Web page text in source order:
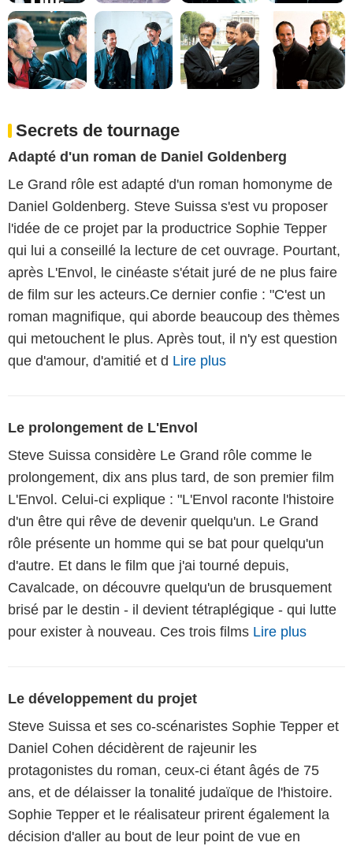
Secrets de tournage
Adapté d'un roman de Daniel Goldenberg
Le Grand rôle est adapté d'un roman homonyme de
Daniel Goldenberg. Steve Suissa s'est vu proposer
l'idée de ce projet par la productrice Sophie Tepper
qui lui a conseillé la lecture de cet ouvrage. Pourtant,
après L'Envol, le cinéaste s'était juré de ne plus faire
de film sur les acteurs.Ce dernier confie : "C'est un
roman magnifique, qui aborde beaucoup des thèmes
qui metouchent le plus. Après tout, il n'y est question
que d'amour, d'amitié et d Lire plus
Le prolongement de L'Envol
Steve Suissa considère Le Grand rôle comme le
prolongement, dix ans plus tard, de son premier film
L'Envol. Celui-ci explique : "L'Envol raconte l'histoire
d'un être qui rêve de devenir quelqu'un. Le Grand
rôle présente un homme qui se bat pour quelqu'un
d'autre. Et dans le film que j'ai tourné depuis,
Cavalcade, on découvre quelqu'un de brusquement
brisé par le destin - il devient tétraplégique - qui lutte
pour exister à nouveau. Ces trois films Lire plus
Le développement du projet
Steve Suissa et ses co-scénaristes Sophie Tepper et
Daniel Cohen décidèrent de rajeunir les
protagonistes du roman, ceux-ci étant âgés de 75
ans, et de délaisser la tonalité judaïque de l'histoire.
Sophie Tepper et le réalisateur prirent également la
décision d'aller au bout de leur point de vue en